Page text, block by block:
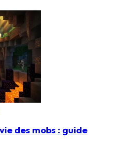
des mobs : guide